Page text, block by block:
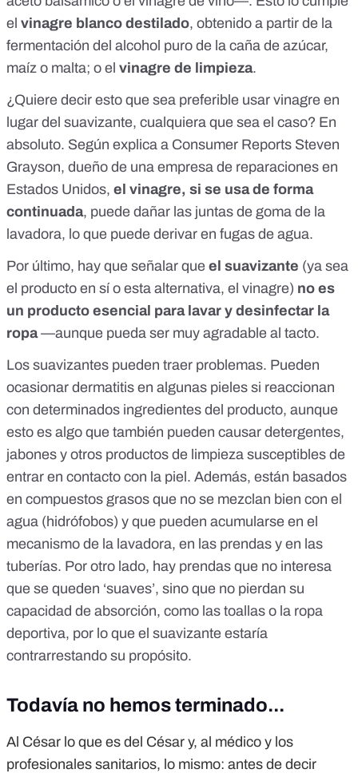
el vinagre blanco destilado, obtenido a partir de la
fermentación del alcohol puro de la caña de azúcar,
maíz o malta; o el vinagre de limpieza.
¿Quiere decir esto que sea preferible usar vinagre en
lugar del suavizante, cualquiera que sea el caso? En
absoluto. Según explica a Consumer Reports Steven
Grayson, dueño de una empresa de reparaciones en
Estados Unidos, el vinagre, si se usa de forma
continuada, puede dañar las juntas de goma de la
lavadora, lo que puede derivar en fugas de agua.
Por último, hay que señalar que el suavizante (ya sea
el producto en sí o esta alternativa, el vinagre) no es
un producto esencial para lavar y desinfectar la
ropa—aunque pueda ser muy agradable al tacto.
Los suavizantes pueden traer problemas. Pueden
ocasionar dermatitis en algunas pieles si reaccionan
con determinados ingredientes del producto, aunque
esto es algo que también pueden causar detergentes,
jabones y otros productos de limpieza susceptibles de
entrar en contacto con la piel. Además, están basados
en compuestos grasos que no se mezclan bien con el
agua (hidrófobos) y que pueden acumularse en el
mecanismo de la lavadora, en las prendas y en las
tuberías. Por otro lado, hay prendas que no interesa
que se queden ‘suaves’, sino que no pierdan su
capacidad de absorción, como las toallas o la ropa
deportiva, por lo que el suavizante estaría
contrarrestando su propósito.
Todavía no hemos terminado...
Al César lo que es del César y, al médico y los
profesionales sanitarios, lo mismo: antes de decir